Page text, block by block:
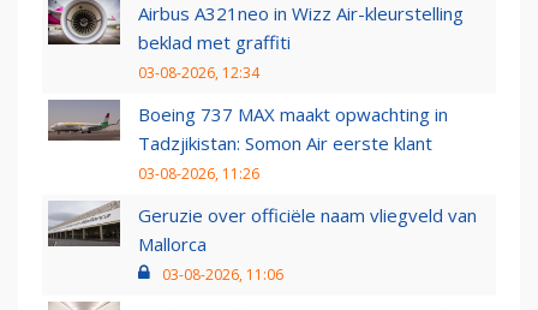
Airbus A321neo in Wizz Air-kleurstelling
beklad met graffiti
03-08-2026, 12:34
Boeing 737 MAX maakt opwachting in
Tadzjikistan: Somon Air eerste klant
03-08-2026, 11:26
Geruzie over officiële naam vliegveld van
Mallorca
03-08-2026, 11:06